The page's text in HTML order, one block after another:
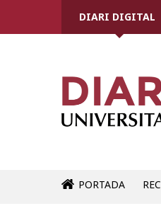
DIARI DIGITAL
PORTADA